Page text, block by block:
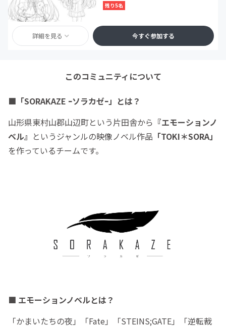
残り5名
詳細を見る 今すぐ参加する
このコミュニティについて
■「SORAKAZE ｰソラカゼｰ」とは？
山形県東村山郡山辺町という片田舎から 『エモーションノ
ベル』 というジャンルの映像ノベル作品 「TOKI＊SORA」
を作っているチームです。
■ エモーションノベルとは？
「かまいたちの夜」「Fate」「STEINS;GATE」「逆転裁